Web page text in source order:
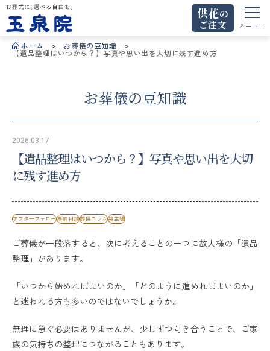
お葬式に、選べる自由を。玉泉院
供花の
ご注文
メニュー
ホーム お葬儀の豆知識
【遺品整理はいつから？】写真や思い出を大切に残す進め方
お葬儀の豆知識
2026.03.17
【遺品整理はいつから？】写真や思い出を大切
に残す進め方
アフターフォロー事前相談葬儀コラム喪主編
ご葬儀が一段落すると、次に考えることの一つに故人様の「遺品
整理」があります。
「いつから始めればよいのか」「どのように進めればよいのか」
と迷われる方も多いのではないでしょうか。
無理に急ぐ必要はありませんが、少しずつ向き合うことで、ご家
族の気持ちの整理につながることもあります。